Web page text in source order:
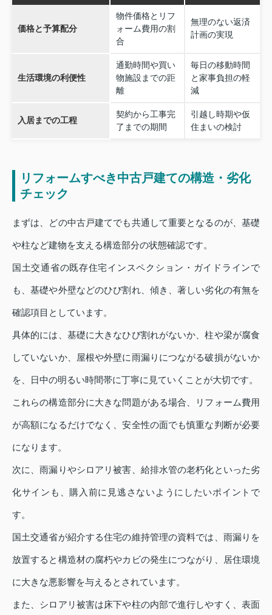
価格と予算配分
物件価格とリフ
ォーム費用の割
合
無理のない返済
計画の実現
生活環境の利便性
通勤時間や買い
物施設までの距
離
毎日の移動時間
と家事負担の軽
減
入居までの工程
契約から工事完
了までの期間
引越し時期や仮
住まいの検討
リフォームすべき中古戸建ての構造・劣化
チェック
まずは、どの中古戸建てでも共通して重要となるのが、基礎
や柱など建物を支える構造部分の状態確認です。
国土交通省の既存住宅インスペクション・ガイドラインで
も、基礎や外壁などのひび割れ、傾き、著しい劣化の有無を
確認項目としています。
具体的には、基礎に大きなひび割れがないか、柱や梁が腐食
していないか、屋根や外壁に雨漏りにつながる破損がないか
を、日中の明るい時間帯に丁寧に見ていくことが大切です。
これらの構造部分に大きな問題がある場合、リフォーム費用
が高額になるだけでなく、安全性の面でも慎重な判断が必要
になります。
次に、雨漏りやシロアリ被害、給排水管の老朽化といった劣
化サインも、購入前に見逃さないようにしたいポイントで
す。
国土交通省が紹介する住宅の維持管理の資料では、雨漏りを
放置すると構造材の腐朽やカビの発生につながり、居住環境
に大きな悪影響を与えるとされています。
また、シロアリ被害は床下や柱の内部で進行しやすく、表面